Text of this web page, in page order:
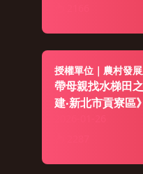
授權單位｜農村發
帶母親找水梯田
建‧新北市貢寮區》